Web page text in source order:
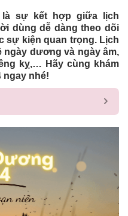
là sự kết hợp giữa lịch
dùng dễ dàng theo dõi
sự kiện quan trọng. Lịch
ngày dương và ngày âm,
kỵ,… Hãy cùng khám
ngay nhé!